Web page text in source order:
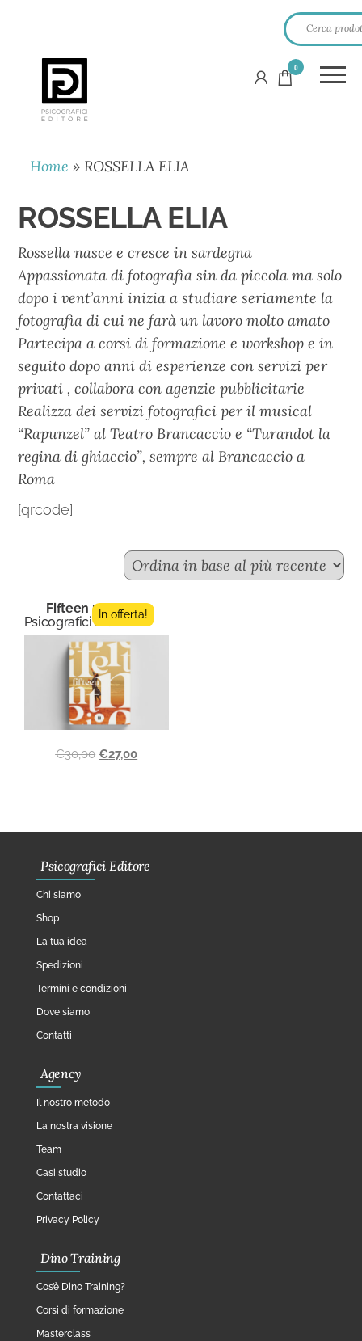
PSICOGRAFICI
EDITORE
0
Home »ROSSELLA ELIA
ROSSELLA ELIA
Rossella nasce e cresce in sardegna
Appassionata di fotografia sin da piccola ma solo
dopo i vent’anni inizia a studiare seriamente la
fotografia di cui ne farà un lavoro molto amato
Partecipa a corsi di formazione e workshop e in
seguito dopo anni di esperienze con servizi per
privati , collabora con agenzie pubblicitarie
Realizza dei servizi fotografici per il musical
“Rapunzel” al Teatro Brancaccio e “Turandot la
regina di ghiaccio”, sempre al Brancaccio a
Roma
[qrcode]
Fifteen n.11
Psicografici Editore
In offerta!
€30,00 €27,00
Psicografici Editore
Chi siamo
Shop
La tua idea
Spedizioni
Termini e condizioni
Dove siamo
Contatti
Agency
Il nostro metodo
La nostra visione
Team
Casi studio
Contattaci
Privacy Policy
Dino Training
Cos’è Dino Training?
Corsi di formazione
Masterclass